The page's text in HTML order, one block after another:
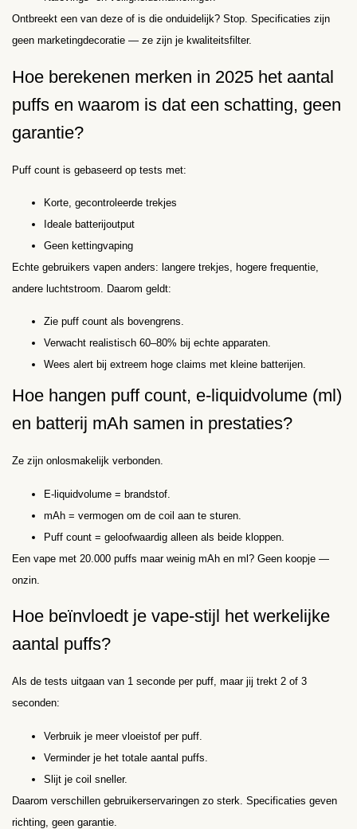
Ontbreekt een van deze of is die onduidelijk? Stop. Specificaties zijn
geen marketingdecoratie — ze zijn je kwaliteitsfilter.
Hoe berekenen merken in 2025 het aantal
puffs en waarom is dat een schatting, geen
garantie?
Puff count is gebaseerd op tests met:
Korte, gecontroleerde trekjes
Ideale batterijoutput
Geen kettingvaping
Echte gebruikers vapen anders: langere trekjes, hogere frequentie,
andere luchtstroom. Daarom geldt:
Zie puff count als bovengrens.
Verwacht realistisch 60–80% bij echte apparaten.
Wees alert bij extreem hoge claims met kleine batterijen.
Hoe hangen puff count, e-liquidvolume (ml)
en batterij mAh samen in prestaties?
Ze zijn onlosmakelijk verbonden.
E-liquidvolume = brandstof.
mAh = vermogen om de coil aan te sturen.
Puff count = geloofwaardig alleen als beide kloppen.
Een vape met 20.000 puffs maar weinig mAh en ml? Geen koopje —
onzin.
Hoe beïnvloedt je vape-stijl het werkelijke
aantal puffs?
Als de tests uitgaan van 1 seconde per puff, maar jij trekt 2 of 3
seconden:
Verbruik je meer vloeistof per puff.
Verminder je het totale aantal puffs.
Slijt je coil sneller.
Daarom verschillen gebruikerservaringen zo sterk. Specificaties geven
richting, geen garantie.